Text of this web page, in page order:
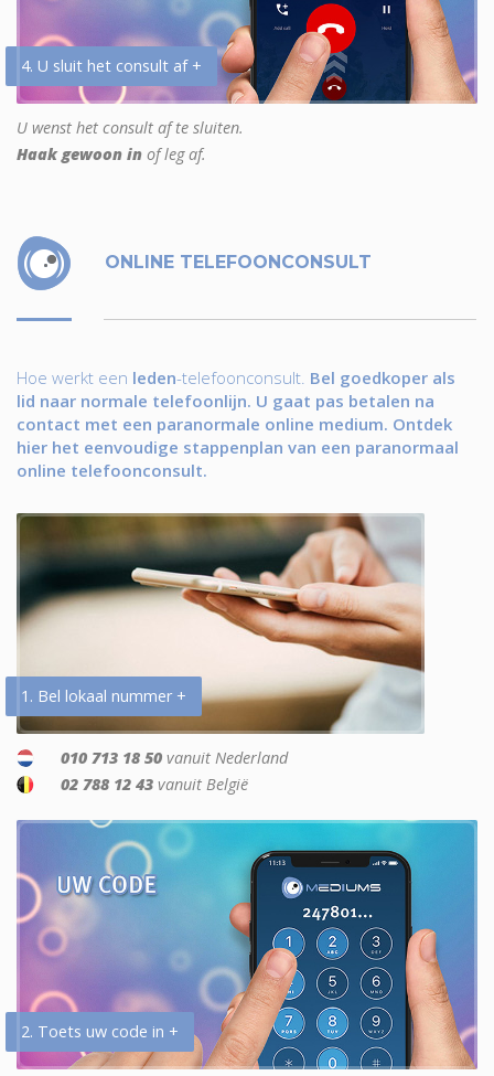
4. U sluit het consult af +
U wenst het consult af te sluiten.
Haak gewoon in of leg af.
ONLINE TELEFOONCONSULT
Hoe werkt een leden-telefoonconsult. Bel goedkoper als
lid naar normale telefoonlijn. U gaat pas betalen na
contact met een paranormale online medium. Ontdek
hier het eenvoudige stappenplan van een paranormaal
online telefoonconsult.
1. Bel lokaal nummer +
010 713 18 50 vanuit Nederland
02 788 12 43 vanuit België
2. Toets uw code in +